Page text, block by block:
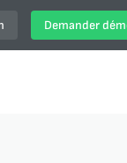
Demander